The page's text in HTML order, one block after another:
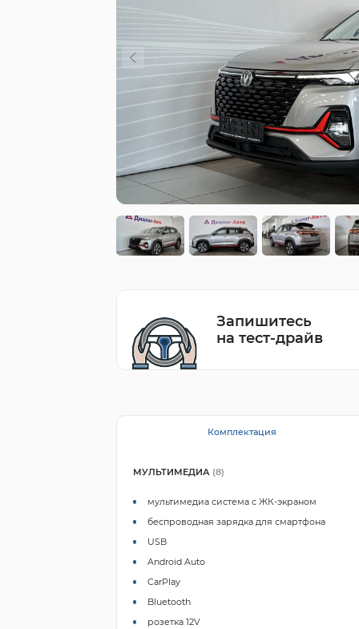
Запишитесь
на тест-драйв
Комплектация
МУЛЬТИМЕДИА (8)
мультимедиа система с ЖК-экраном
беспроводная зарядка для смартфона
USB
Android Auto
CarPlay
Bluetooth
розетка 12V